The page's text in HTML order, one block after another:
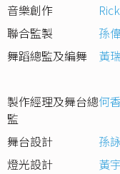
音樂創作
聯合監製
孫
舞蹈總監及編舞
黃
製作經理及舞台總
監
何
舞台設計
孫
燈光設計
黃